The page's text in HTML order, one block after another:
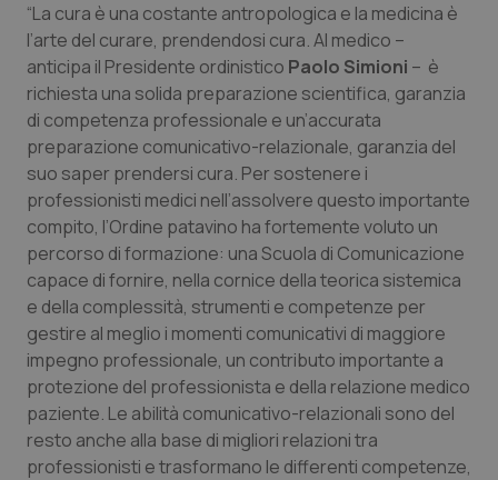
Puglia
Sardegna
Sicilia
Toscana
Umbria
Valle D’Aosta
Veneto
Malattie rare
Malattia di Crohn & Rettocolite Ulcerosa
Neuroscienze & patologie neurodegenerative
Obesità
Oftalmologia
Oncodermatologia
Oncoematologia
Oncologia & Nutrizione
“La cura è una costante antropologica e la medicina è
l’arte del curare, prendendosi cura. Al medico –
anticipa il Presidente ordinistico Paolo Simioni – è
richiesta una solida preparazione scientifica, garanzia
di competenza professionale e un’accurata
preparazione comunicativo-relazionale, garanzia del
suo saper prendersi cura. Per sostenere i
professionisti medici nell’assolvere questo importante
compito, l’Ordine patavino ha fortemente voluto un
percorso di formazione: una Scuola di Comunicazione
capace di fornire, nella cornice della teorica sistemica
e della complessità, strumenti e competenze per
gestire al meglio i momenti comunicativi di maggiore
impegno professionale, un contributo importante a
protezione del professionista e della relazione medico
paziente. Le abilità comunicativo-relazionali sono del
resto anche alla base di migliori relazioni tra
professionisti e trasformano le differenti competenze,